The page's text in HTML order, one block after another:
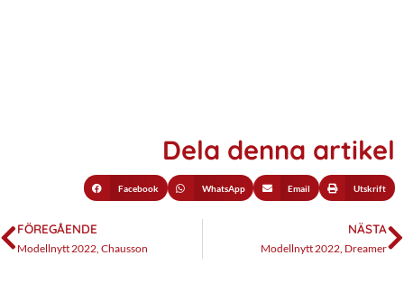
Dela denna artikel
Facebook WhatsApp Email Utskrift
FÖREGÅENDE
Modellnytt 2022, Chausson
NÄSTA
Modellnytt 2022, Dreamer